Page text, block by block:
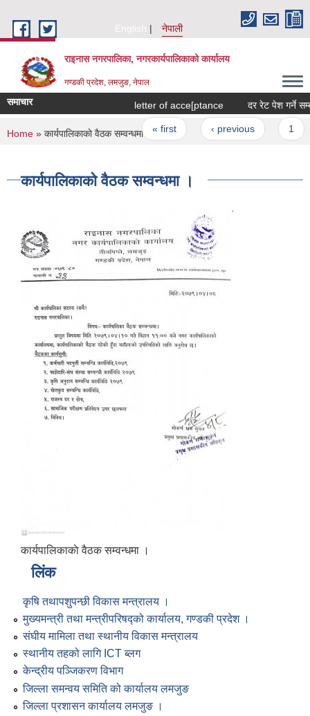
English
नेपाली
राइनास नगरपालिका, नगरकार्यपालिकाको कार्यालय
गण्डकी प्रदेश, लमजुङ, नेपाल
समाचार letter of acce[ptance दर रेट पेश गर्ने
Pages
« first ‹ previous
You are here
Home » कार्यपालिकाकाे वैठक सम्वन्धमा ।
कार्यपालिकाकाे वैठक सम्वन्धमा ।
कार्यपालिकाकाे वैठक सम्वन्धमा ।
लिंक
कृषि तथापशुपन्छी विकास मन्त्रालय ।
मुख्यमन्त्री तथा मन्त्रीपरिषद्को कार्यालय, गण्डकी प्रदेश ।
संघीय मामिला तथा स्थानीय विकास मन्त्रालय
स्थानीय तहको लागि ICT ब्लग
केन्द्रीय पञ्जिकरण विभाग
जिल्ला समन्वय समिति को कार्यालय लमजुङ
जिल्ला प्रशासन कार्यालय लमजुङ ।